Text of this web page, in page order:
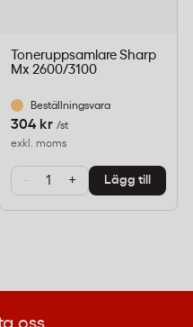
Toneruppsamlare Sharp
Mx 2600/3100
Beställningsvara
304 kr /st
exkl. moms
- + Lägg till
oss